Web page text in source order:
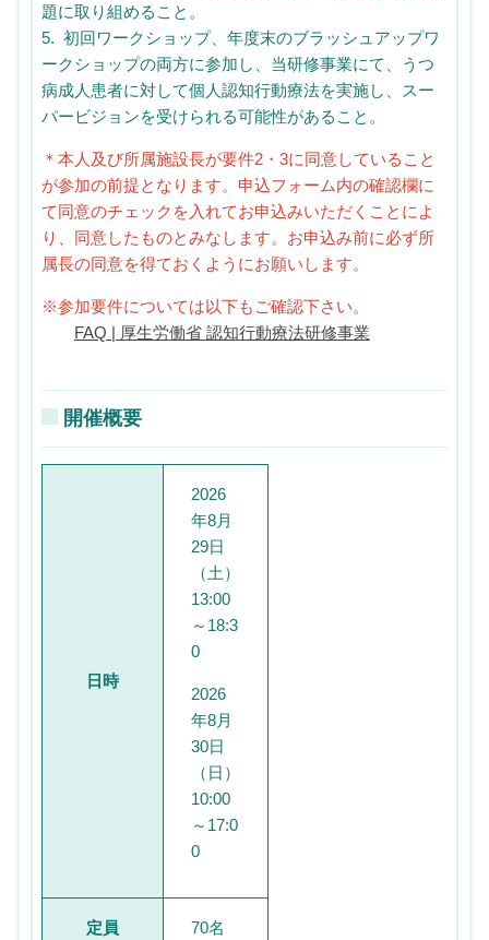
題に取り組めること。
5. 初回ワークショップ、年度末のブラッシュアップワ
ークショップの両方に参加し、当研修事業にて、うつ
病成人患者に対して個人認知行動療法を実施し、スー
パービジョンを受けられる可能性があること。
＊本人及び所属施設長が要件2・3に同意していること
が参加の前提となります。申込フォーム内の確認欄に
て同意のチェックを入れてお申込みいただくことによ
り、同意したものとみなします。お申込み前に必ず所
属長の同意を得ておくようにお願いします。
※参加要件については以下もご確認下さい。
FAQ | 厚生労働省 認知行動療法研修事業
開催概要
日時
2026
年8月
29日
（土）
13:00
～18:3
0
2026
年8月
30日
（日）
10:00
～17:0
0
定員 70名